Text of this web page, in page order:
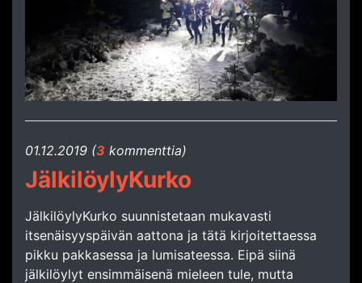
01.​12.​2019 (3 kommenttia)
JälkilöylyKurko
JälkilöylyKurko suunnistetaan mukavasti
itsenäisyyspäivän aattona ja tätä kirjoitettaessa
pikku pakkasessa ja lumisateessa. Eipä siinä
jälkilöylyt ensimmäisenä mieleen tule, mutta